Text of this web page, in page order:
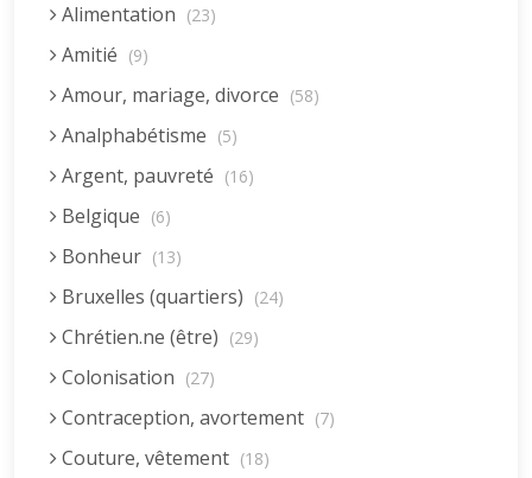
Alimentation (23)
Amitié (9)
Amour, mariage, divorce (58)
Analphabétisme (5)
Argent, pauvreté (16)
Belgique (6)
Bonheur (13)
Bruxelles (quartiers) (24)
Chrétien.ne (être) (29)
Colonisation (27)
Contraception, avortement (7)
Couture, vêtement (18)